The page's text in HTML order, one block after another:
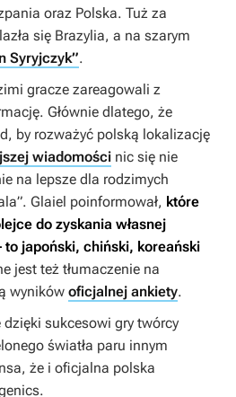
oraz Polska. Tuż za
się Brazylia, a na szarym
Syryjczyk”.
gracze zareagowali z
Głównie dlatego, że
by rozważyć polską lokalizację
wiadomości nic się nie
na lepsze dla rodzimych
Glaiel poinformował, które
do zyskania własnej
to japoński, chiński, koreański
jest też tłumaczenie na
wyników oficjalnej ankiety.
sukcesowi gry twórcy
światła paru innym
że i oficjalna polska
.